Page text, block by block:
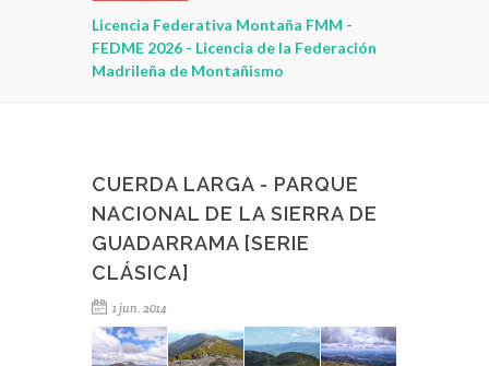
Licencia Federativa Montaña FMM -
FEDME 2026 - Licencia de la Federación
Madrileña de Montañismo
CUERDA LARGA - PARQUE
NACIONAL DE LA SIERRA DE
GUADARRAMA [SERIE
CLÁSICA]
1 jun. 2014